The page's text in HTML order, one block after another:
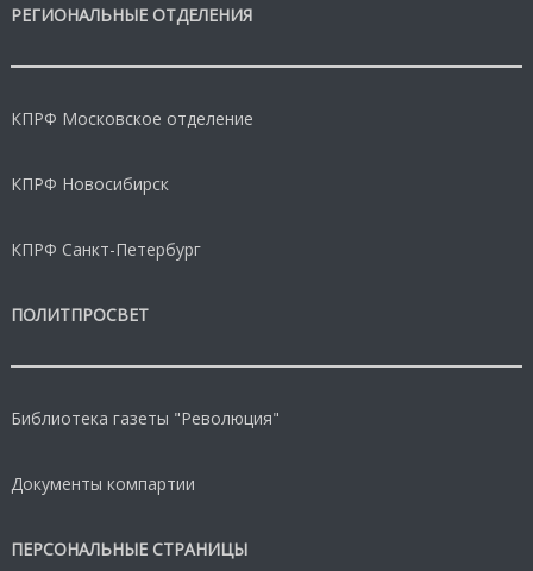
РЕГИОНАЛЬНЫЕ ОТДЕЛЕНИЯ
КПРФ Московское отделение
КПРФ Новосибирск
КПРФ Санкт-Петербург
ПОЛИТПРОСВЕТ
Библиотека газеты "Революция"
Документы компартии
ПЕРСОНАЛЬНЫЕ СТРАНИЦЫ